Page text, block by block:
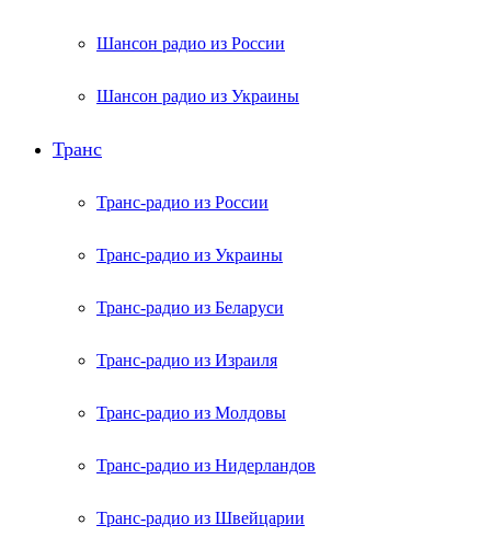
Шансон радио из России
Шансон радио из Украины
Транс
Транс-радио из России
Транс-радио из Украины
Транс-радио из Беларуси
Транс-радио из Израиля
Транс-радио из Молдовы
Транс-радио из Нидерландов
Транс-радио из Швейцарии